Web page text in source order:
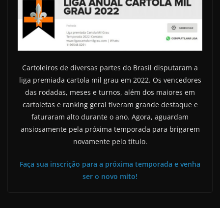
Cartoleiros de diversas partes do Brasil disputaram a
liga premiada cartola mil grau em 2022. Os vencedores
das rodadas, meses e turnos, além dos maiores em
cartoletas e ranking geral tiveram grande destaque e
faturaram alto durante o ano. Agora, aguardam
ansiosamente pela próxima temporada para brigarem
novamente pelo título.
Faça sua inscrição para a próxima temporada e venha
ser o novo mito!